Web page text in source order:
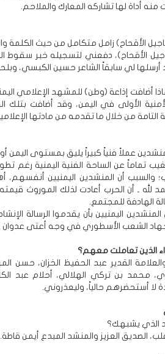
أداة لها تشاركه المعارك والملاحم.
الأقحاح) زامل متكامل من حيث الكلمة
الأقحاح)، دفعني لتسجيله خبر
أرسلها لي سابقاً الشاعر حسين الكبسي،
أضافت إذاعة (وطن) للمشهد الإعلامي
الأولى في اليمن، وقد أضافت بتلك
التامة من خلال ما تقدمه من مادتها
عملاً فنياً كبيراً يليق بمستوى اليمن
يغيب تماماً عن الساحة الفنية اليمنية رغم
والسبب أن المنشدين اليمنيين أنفسهم،
لله ـ أن الحرب أعادت لذلك الموروث
الهادفة للمجتمع.
اليمنيين بأن يقدموا الرسالة
الشعب الأسطوري في وجه أعتى عدوان
الذين تعاملت معهم؟
والعلامة القدير عبد الحفيظ الخزان، حسن
محمد بن تركي الهلالي، أحلام عبد
لا أستحضرهم حالياً، وليعذروني.
الذي يشبهك؟
الصديق العزيز والمنشد المبدع أيمن قاطة.